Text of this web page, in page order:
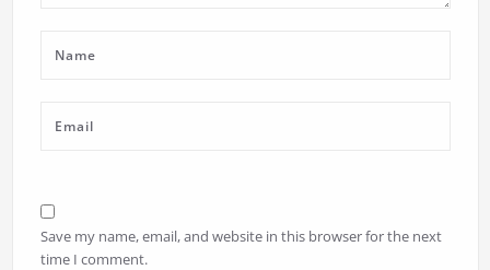
Save my name, email, and website in this browser for the next
time I comment.